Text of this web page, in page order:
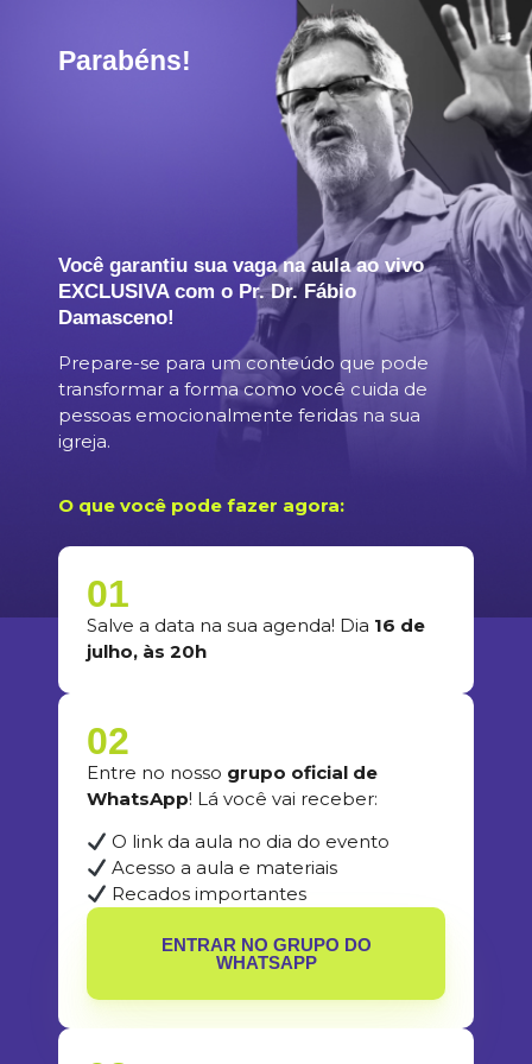
Parabéns!
Você garantiu sua vaga na aula ao vivo
EXCLUSIVA com o Pr. Dr. Fábio
Damasceno!
Prepare-se para um conteúdo que pode
transformar a forma como você cuida de
pessoas emocionalmente feridas na sua
igreja.
O que você pode fazer agora:
01
Salve a data na sua agenda! Dia 16 de
julho, às 20h
02
Entre no nosso grupo oficial de
WhatsApp! Lá você vai receber:
O link da aula no dia do evento
Acesso a aula e materiais
Recados importantes
ENTRAR NO GRUPO DO
WHATSAPP